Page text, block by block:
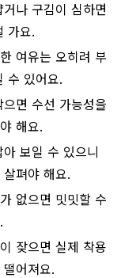
거나 구김이 심하면
가요.
여유는 오히려 부
수 있어요.
으면 수선 가능성을
해요.
아 보일 수 있으니
살펴야 해요.
없으면 밋밋할 수
잦으면 실제 착용
떨어져요.